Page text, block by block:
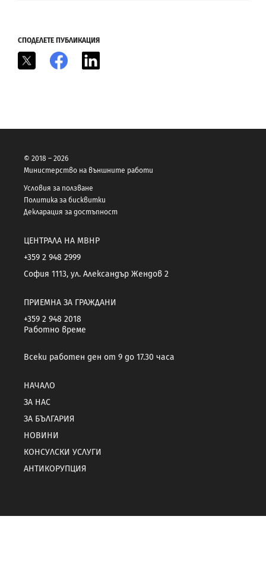
СПОДЕЛЕТЕ ПУБЛИКАЦИЯ
Facebook
© 2018 – 2026
Министерство на външните работи
Условия за ползване
Политика за бисквитки
Декларация за достъпност
ЦЕНТРАЛА НА МВНР
+359 2 948 2999
София 1113, ул. Александър Жендов 2
ПРИЕМНА ЗА ГРАЖДАНИ
+359 2 948 2018
Работно време
Всеки работен ден от 9 до 17.30 часа
НАЧАЛО
ЗА НАС
ЗА БЪЛГАРИЯ
НОВИНИ
КОНСУЛСКИ УСЛУГИ
АНТИКОРУПЦИЯ